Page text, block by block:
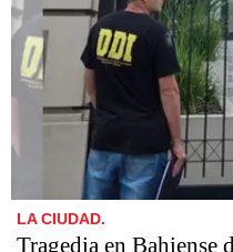
LA CIUDAD.
Tragedia en Bahiense